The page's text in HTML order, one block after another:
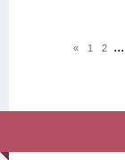
« 1 2 ...